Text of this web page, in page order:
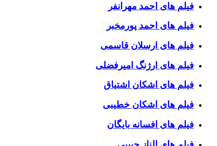
فیلم های احمد مهرانفر
فیلم های احمد پورمخبر
فیلم های ارسلان قاسمی
فیلم های ارژنگ امیرفضلی
فیلم های اشکان اشتیاق
فیلم های اشکان خطیبی
فیلم های افسانه بایگان